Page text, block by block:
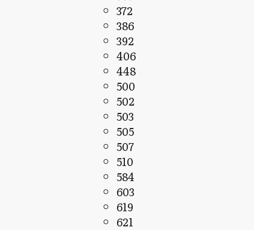
372
386
392
406
448
500
502
503
505
507
510
584
603
619
621